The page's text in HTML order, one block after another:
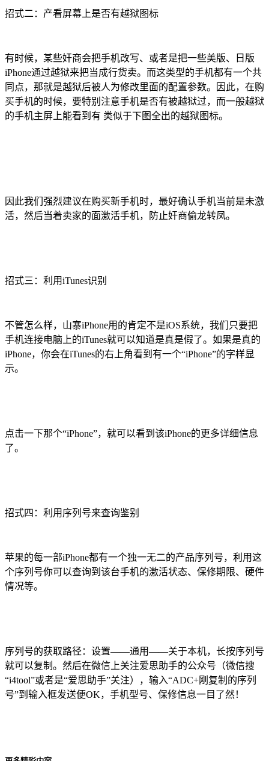
招式二：产看屏幕上是否有越狱图标
有时候，某些奸商会把手机改写、或者是把一些美版、日版
iPhone通过越狱来把当成行货卖。而这类型的手机都有一个共
同点，那就是越狱后被人为修改里面的配置参数。因此，在购
买手机的时候，要特别注意手机是否有被越狱过，而一般越狱
的手机主屏上能看到有 类似于下图全出的越狱图标。
因此我们强烈建议在购买新手机时，最好确认手机当前是未激
活，然后当着卖家的面激活手机，防止奸商偷龙转凤。
招式三：利用iTunes识别
不管怎么样，山寨iPhone用的肯定不是iOS系统，我们只要把
手机连接电脑上的iTunes就可以知道是真是假了。如果是真的
iPhone，你会在iTunes的右上角看到有一个“iPhone”的字样显
示。
点击一下那个“iPhone”，就可以看到该iPhone的更多详细信息
了。
招式四：利用序列号来查询鉴别
苹果的每一部iPhone都有一个独一无二的产品序列号，利用这
个序列号你可以查询到该台手机的激活状态、保修期限、硬件
情况等。
序列号的获取路径：设置——通用——关于本机，长按序列号
就可以复制。然后在微信上关注爱思助手的公众号（微信搜
“i4tool”或者是“爱思助手”关注），输入“ADC+刚复制的序列
号”到输入框发送便OK，手机型号、保修信息一目了然！